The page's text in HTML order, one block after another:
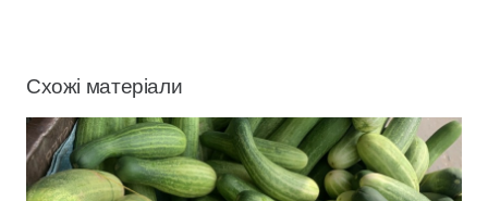
Схожі матеріали